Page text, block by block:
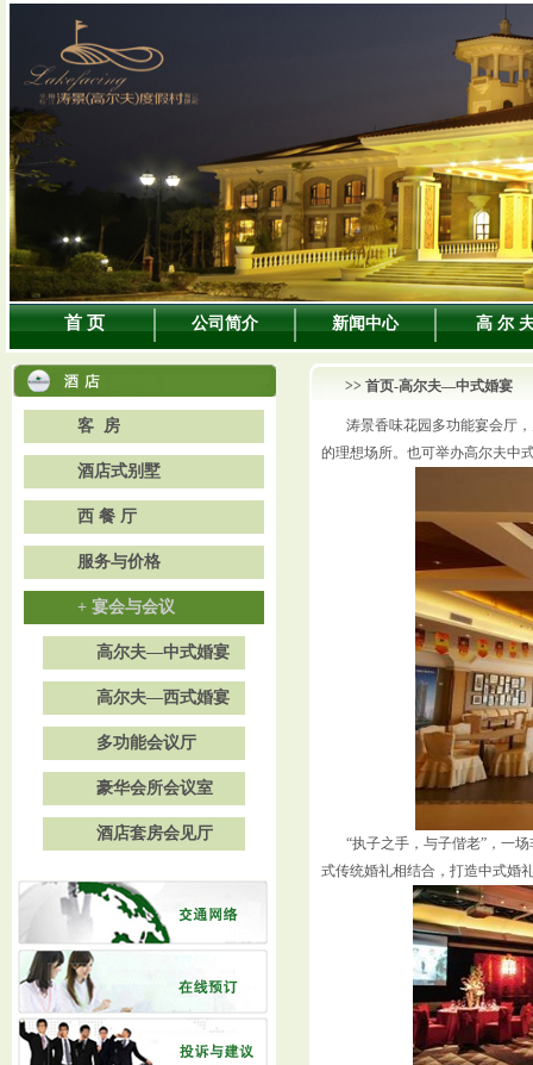
首 页 公司简介 新闻中心 高 尔
客 房
酒店式别墅
西 餐 厅
服务与价格
+ 宴会与会议
高尔夫—中式婚宴
高尔夫—西式婚宴
多功能会议厅
豪华会所会议室
酒店套房会见厅
>> 首页-高尔夫—中式婚宴
涛景香味花园多功能宴会厅
的理想场所。也可举办高尔夫中
“执子之手，与子偕老”，一场
式传统婚礼相结合，打造中式婚